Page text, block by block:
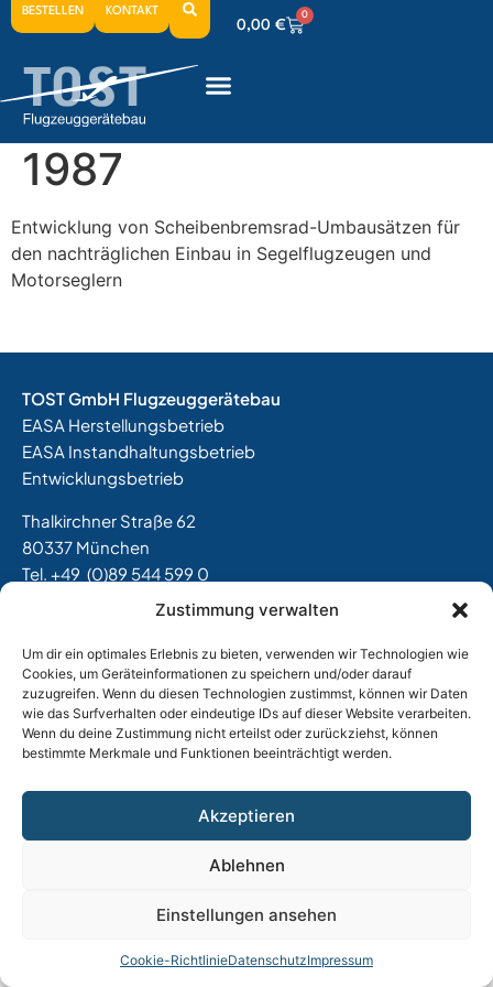
Zustimmung verwalten
Um dir ein optimales Erlebnis zu bieten, verwenden wir Technologien wie
Cookies, um Geräteinformationen zu speichern und/oder darauf
zuzugreifen. Wenn du diesen Technologien zustimmst, können wir Daten
wie das Surfverhalten oder eindeutige IDs auf dieser Website verarbeiten.
Wenn du deine Zustimmung nicht erteilst oder zurückziehst, können
bestimmte Merkmale und Funktionen beeinträchtigt werden.
Akzeptieren
Ablehnen
Einstellungen ansehen
Cookie-RichtlinieDatenschutzImpressum
BESTELLEN KONTAKT
0,00 €
0
0,00€ 0
0,00€ 0
1987
Entwicklung von Scheibenbremsrad-Umbausätzen für
den nachträglichen Einbau in Segelflugzeugen und
Motorseglern
TOST GmbH Flugzeuggerätebau
EASA Herstellungsbetrieb
EASA Instandhaltungsbetrieb
Entwicklungsbetrieb
Thalkirchner Straße 62
80337 München
Tel. +49 (0)89 544 599 0
info@tost.de
Montag – Donnerstag: 8:00 – 17:00 Uhr
Freitag: 8:00 – 15:00 Uhr
|Versand & Lieferung|Vertrag widerrufen